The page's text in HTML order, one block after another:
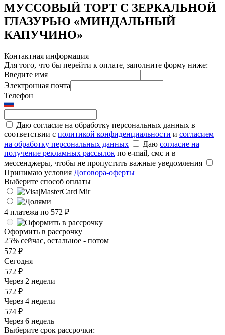
МУССОВЫЙ ТОРТ С ЗЕРКАЛЬНОЙ
ГЛАЗУРЬЮ «МИНДАЛЬНЫЙ
КАПУЧИНО»
Контактная информация
Для того, что бы перейти к оплате, заполните форму ниже:
Введите имя
Электронная почта
Телефон
Даю согласие на обработку персональных данных в
соответствии с политикой конфиденциальности и согласием
на обработку персональных данных
Даю согласие на
получение рекламных рассылок по e-mail, смс и в
мессенджеры, чтобы не пропустить важные уведомления
Принимаю условия Договора-оферты
Выберите способ оплаты
4 платежа по 572 ₽
Оформить в рассрочку
25% сейчас, остальное - потом
572 ₽
Сегодня
572 ₽
Через 2 недели
572 ₽
Через 4 недели
574 ₽
Через 6 недель
Выберите срок рассрочки: